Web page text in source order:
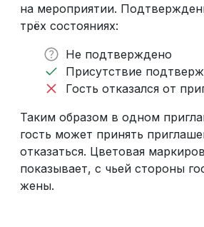
на мероприятии.
трёх состояниях:
Не подтверждено
Присутствие
Гость отказался от
Таким образом в одном
гость может принять
отказаться. Цветовая
показывает, с чьей стороны
жены.